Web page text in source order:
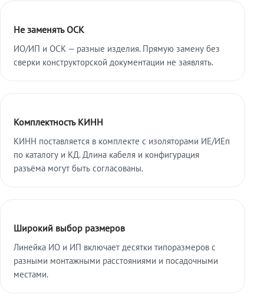
Не заменять ОСК
ИО/ИП и ОСК — разные изделия. Прямую замену без
сверки конструкторской документации не заявлять.
Комплектность КИНН
КИНН поставляется в комплекте с изоляторами ИЕ/ИЕп
по каталогу и КД. Длина кабеля и конфигурация
разъёма могут быть согласованы.
Широкий выбор размеров
Линейка ИО и ИП включает десятки типоразмеров с
разными монтажными расстояниями и посадочными
местами.